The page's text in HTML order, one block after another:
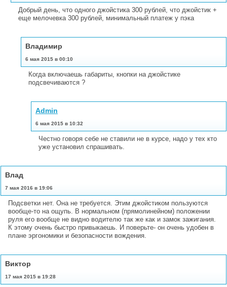
Добрый день, что одного джойстика 300 рублей, что джойстик +
еще мелочевка 300 рублей, минимальный платеж у пэка
Владимир
6 мая 2015 в 00:10
Когда включаешь габариты, кнопки на джойстике
подсвечиваются ?
Admin
6 мая 2015 в 10:32
Честно говоря себе не ставили не в курсе, надо у тех кто
уже установил спрашивать.
Влад
7 мая 2016 в 19:06
Подсветки нет. Она не требуется. Этим джойстиком пользуются
вообще-то на ощупь. В нормальном (прямолинейном) положении
руля его вообще не видно водителю так же как и замок зажигания.
К этому очень быстро привыкаешь. И поверьте- он очень удобен в
плане эргономики и безопасности вождения.
Виктор
17 мая 2015 в 19:28